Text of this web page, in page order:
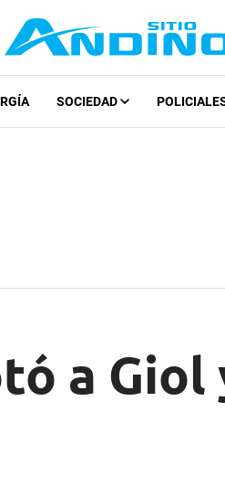
SOCIEDAD
a Giol